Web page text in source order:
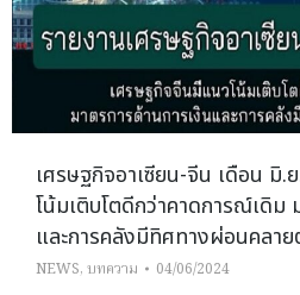
เศรษฐกิจอาเซียน-จีน เดือน มิ
โน้มเติบโตดีกว่าคาดการณ์เดิม
และการคลังมีทิศทางผ่อนคลาย
NEWS, บทความ 04/06/2024